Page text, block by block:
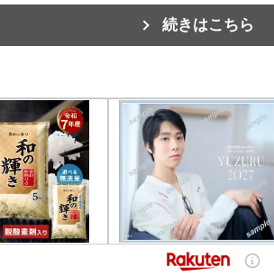
続きはこちら